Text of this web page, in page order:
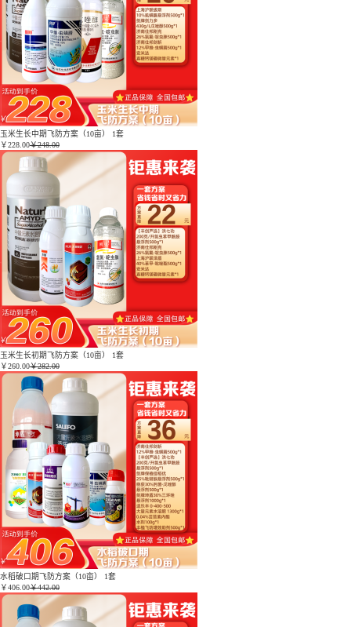
玉米生长中期飞防方案（10亩） 1套
￥228.00￥248.00
玉米生长初期飞防方案（10亩） 1套
￥260.00￥282.00
水稻破口期飞防方案（10亩） 1套
￥406.00￥442.00